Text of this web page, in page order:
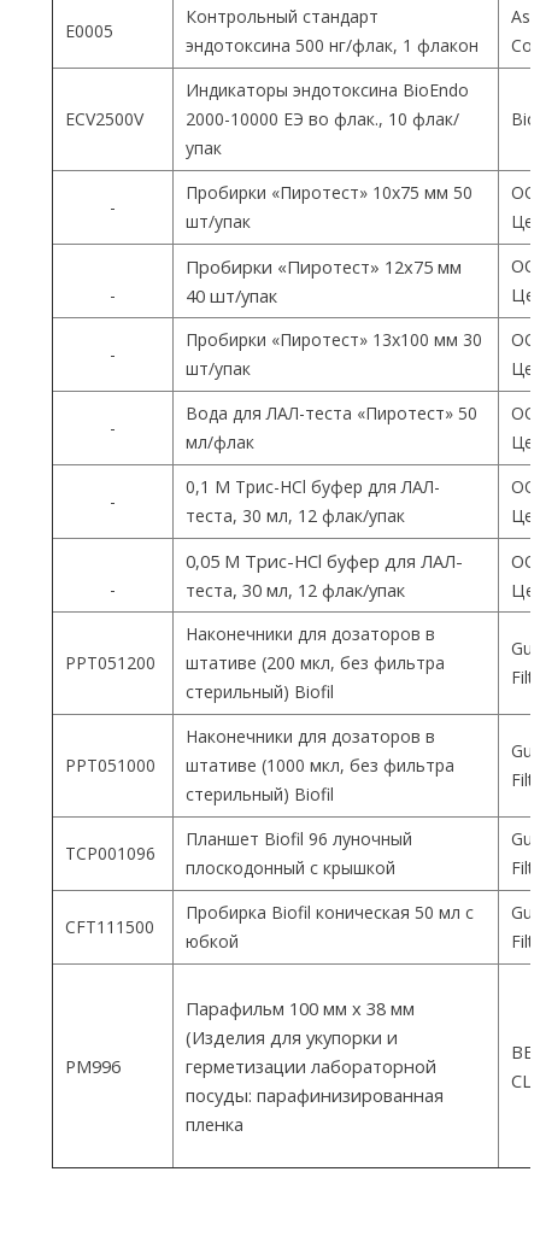
E0005
Контрольный стандарт
эндотоксина 500 нг/флак, 1 флакон
ECV2500V
Индикаторы эндотоксина BioEndo
2000-10000 ЕЭ во флак., 10 флак/
упак
-
Пробирки «Пиротест» 10х75 мм 50
шт/упак
-
Пробирки «Пиротест» 12х75 мм
40 шт/упак
-
Пробирки «Пиротест» 13х100 мм 30
шт/упак
-
Вода для ЛАЛ-теста «Пиротест» 50
мл/флак
-
0,1 М Трис-HCl буфер для ЛАЛ-
теста, 30 мл, 12 флак/упак
-
0,05 М Трис-HCl буфер для ЛАЛ-
теста, 30 мл, 12 флак/упак
PPT051200
Наконечники для дозаторов в
штативе (200 мкл, без фильтра
стерильный) Biofil
PPT051000
Наконечники для дозаторов в
штативе (1000 мкл, без фильтра
стерильный) Biofil
TCP001096
Планшет Biofil 96 луночный
плоскодонный с крышкой
CFT111500
Пробирка Biofil коническая 50 мл с
юбкой
PM996
Парафильм 100 мм х 38 мм
(Изделия для укупорки и
герметизации лабораторной
посуды: парафинизированная
пленка